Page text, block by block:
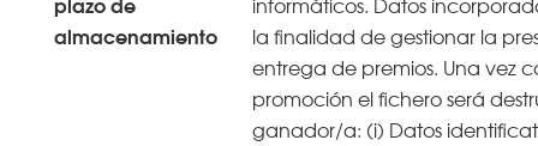
almacenamiento
la finalidad de gestionar la
entrega de premios. Una vez
promoción el fichero será
ganador/a: (i) Datos